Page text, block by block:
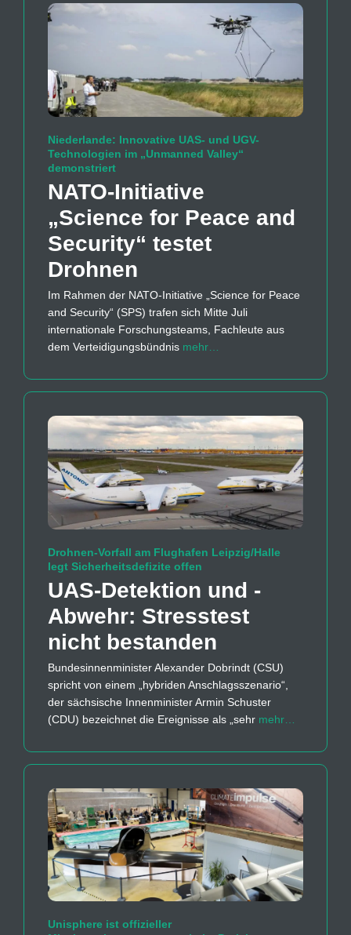
Niederlande: Innovative UAS- und UGV-
Technologien im „Unmanned Valley“
demonstriert
NATO-Initiative
„Science for Peace and
Security“ testet
Drohnen
Im Rahmen der NATO-Initiative „Science for Peace
and Security“ (SPS) trafen sich Mitte Juli
internationale Forschungsteams, Fachleute aus
dem Verteidigungsbündnis mehr…
Drohnen-Vorfall am Flughafen Leipzig/Halle
legt Sicherheitsdefizite offen
UAS-Detektion und -
Abwehr: Stresstest
nicht bestanden
Bundesinnenminister Alexander Dobrindt (CSU)
spricht von einem „hybriden Anschlagsszenario“,
der sächsische Innenminister Armin Schuster
(CDU) bezeichnet die Ereignisse als „sehr mehr…
Unisphere ist offizieller